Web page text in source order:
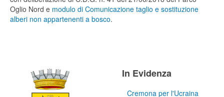
Oglio Nord e modulo di Comunicazione taglio e sostituzione
alberi non appartenenti a bosco.
In Evidenza
Cremona per l'Ucraina